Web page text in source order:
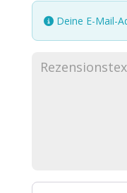
Deine E-Mail-